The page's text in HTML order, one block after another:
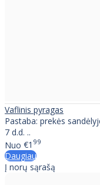
Vaflinis pyragas
Pastaba: prekės
7 d.d. ..
Nuo €1 99
Daugiau
Į norų sąrašą